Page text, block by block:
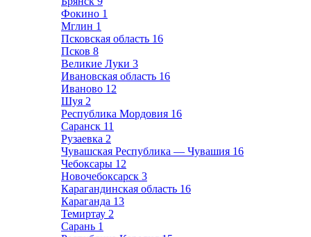
Фокино 1
Мглин 1
Псковская область 16
Псков 8
Великие Луки 3
Ивановская область 16
Иваново 12
Шуя 2
Республика Мордовия 16
Саранск 11
Рузаевка 2
Чувашская Республика — Чувашия 16
Чебоксары 12
Новочебоксарск 3
Карагандинская область 16
Караганда 13
Темиртау 2
Сарань 1